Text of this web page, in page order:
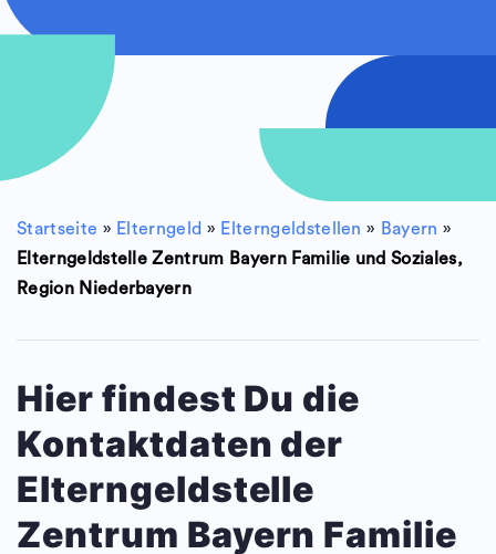
Startseite » Elterngeld » Elterngeldstellen » Bayern »
Elterngeldstelle Zentrum Bayern Familie und Soziales,
Region Niederbayern
Hier findest Du die
Kontaktdaten der
Elterngeldstelle
Zentrum Bayern Familie